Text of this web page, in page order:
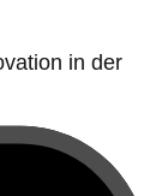
in der